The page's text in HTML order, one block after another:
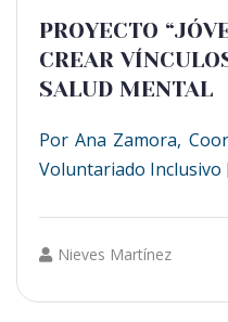
PROYECTO
CREAR
SALUD MENTAL
Por Ana Zamora,
Voluntariado Inclusivo
Nieves Martínez